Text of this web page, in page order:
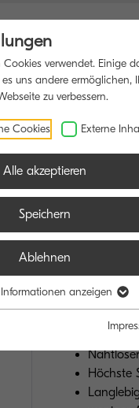
BLOG
Bis zu
Höchste
verwendet. Einige
uns andere ermöglichen,
zu verbessern.
Cookies Externe
Alle akzeptieren
Speichern
Ablehnen
anzeigen